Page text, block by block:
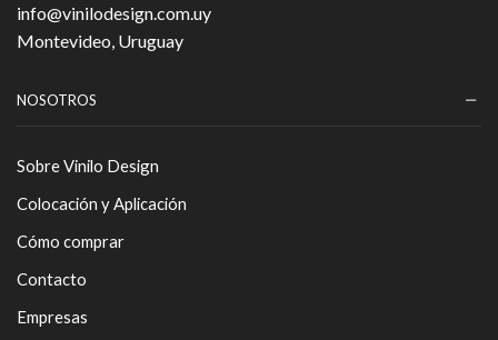
info@vinilodesign.com.uy
Montevideo, Uruguay
NOSOTROS
Sobre Vinilo Design
Colocación y Aplicación
Cómo comprar
Contacto
Empresas